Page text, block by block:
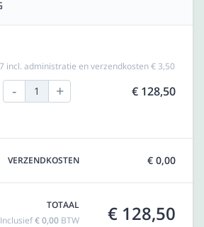
incl. administratie en verzendkosten € 3,50
- 1 + € 128,50
VERZENDKOSTEN € 0,00
TOTAAL
Inclusief€ 0,00 BTW € 128,50